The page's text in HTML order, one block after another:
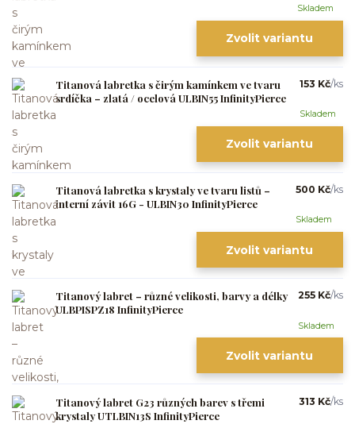
Skladem
Zvolit variantu
Titanová labretka s čirým kamínkem ve tvaru
srdíčka – zlatá / ocelová ULBIN55 InfinityPierce
153 Kč/ks
Skladem
Zvolit variantu
Titanová labretka s krystaly ve tvaru listů –
interní závit 16G - ULBIN30 InfinityPierce
500 Kč/ks
Skladem
Zvolit variantu
Titanový labret – různé velikosti, barvy a délky
ULBPISPZ18 InfinityPierce
255 Kč/ks
Skladem
Zvolit variantu
Titanový labret G23 různých barev s třemi
krystaly UTLBIN13S InfinityPierce
313 Kč/ks